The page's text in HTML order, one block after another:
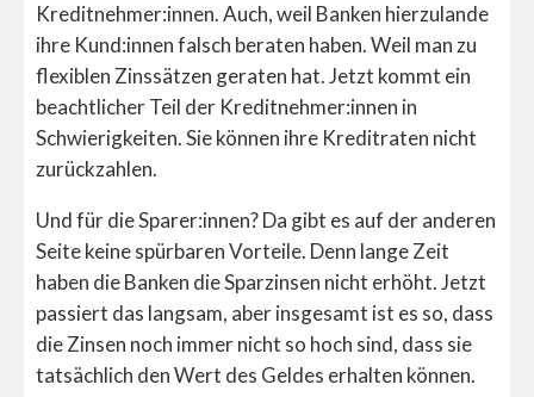
Kreditnehmer:innen. Auch, weil Banken hierzulande
ihre Kund:innen falsch beraten haben. Weil man zu
flexiblen Zinssätzen geraten hat. Jetzt kommt ein
beachtlicher Teil der Kreditnehmer:innen in
Schwierigkeiten. Sie können ihre Kreditraten nicht
zurückzahlen.
Und für die Sparer:innen? Da gibt es auf der anderen
Seite keine spürbaren Vorteile. Denn lange Zeit
haben die Banken die Sparzinsen nicht erhöht. Jetzt
passiert das langsam, aber insgesamt ist es so, dass
die Zinsen noch immer nicht so hoch sind, dass sie
tatsächlich den Wert des Geldes erhalten können.